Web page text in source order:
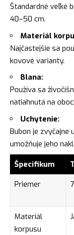
Štandardné veľké
40–50 cm.
Materiál
Najčastejšie sa
kovové varianty.
Blana:
Používa sa
natiahnutá na
Uchytenie:
Bubon je zvyčajne
umožňuje jeho
Špecifikum
Priemer
Materiál
korpusu